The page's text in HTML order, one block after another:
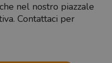
nel nostro piazzale
Contattaci per